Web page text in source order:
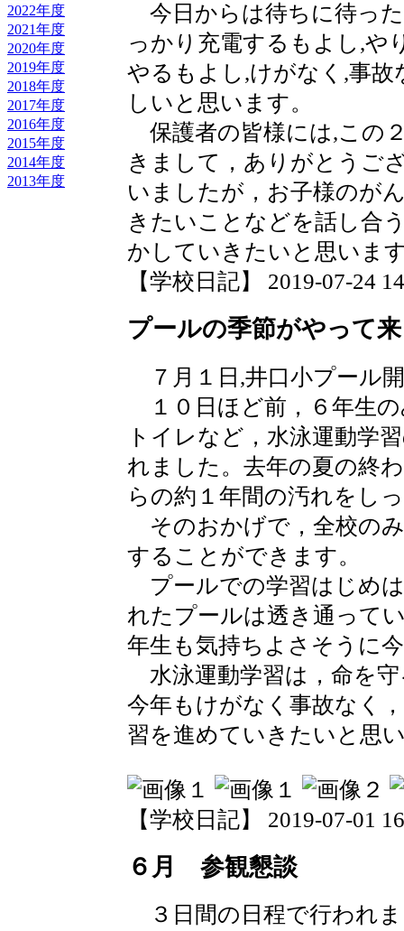
2022年度
2021年度
2020年度
2019年度
2018年度
2017年度
2016年度
2015年度
2014年度
2013年度
今日からは待ちに待っ
っかり充電するもよし,や
やるもよし,けがなく,事
しいと思います。
保護者の皆様には,この
きまして，ありがとうご
いましたが，お子様のが
きたいことなどを話し合
かしていきたいと思いま
【学校日記】 2019-07-24
プールの季節がやって
７月１日,井口小プール
１０日ほど前，６年生
トイレなど，水泳運動学
れました。去年の夏の終
らの約１年間の汚れをし
そのおかげで，全校の
することができます。
プールでの学習はじめ
れたプールは透き通って
年生も気持ちよさそうに
水泳運動学習は，命を
今年もけがなく事故なく
習を進めていきたいと思
【学校日記】 2019-07-01
６月 参観懇談
３日間の日程で行われ